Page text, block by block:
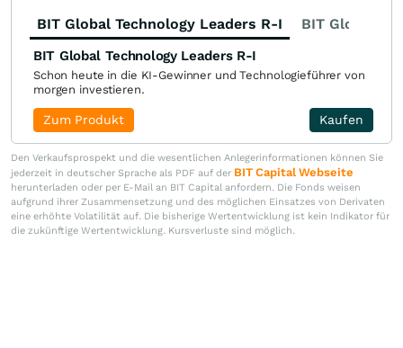
BIT Global Technology Leaders R-I BIT Global
BIT Global Technology Leaders R-I
Schon heute in die KI-Gewinner und Technologieführer von
morgen investieren.
Kaufen
Zum Produkt
Den Verkaufsprospekt und die wesentlichen Anlegerinformationen können Sie
jederzeit in deutscher Sprache als PDF auf der BIT Capital Webseite
herunterladen oder per E-Mail an BIT Capital anfordern. Die Fonds weisen
aufgrund ihrer Zusammensetzung und des möglichen Einsatzes von Derivaten
eine erhöhte Volatilität auf. Die bisherige Wertentwicklung ist kein Indikator für
die zukünftige Wertentwicklung. Kursverluste sind möglich.